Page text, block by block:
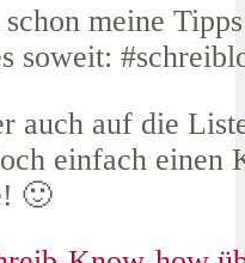
meine
soweit:
auch auf die
einfach einen
🙂